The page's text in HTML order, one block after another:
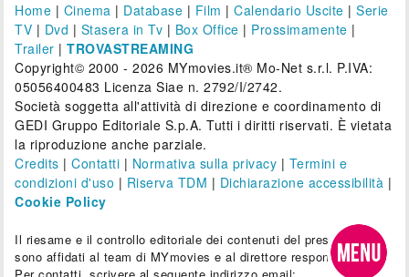
Home | Cinema | Database | Film |Calendario Uscite |Serie
TV | Dvd | Stasera in Tv | Box Office | Prossimamente |
Trailer |TROVASTREAMING
Copyright© 2000 - 2026 MYmovies.it® Mo-Net s.r.l. P.IVA:
05056400483 Licenza Siae n. 2792/I/2742.
Società soggetta all'attività di direzione e coordinamento di
GEDI Gruppo Editoriale S.p.A. Tutti i diritti riservati. È vietata
la riproduzione anche parziale.
Credits |Contatti | Normativa sulla privacy | Termini e
condizioni d'uso | Riserva TDM | Dichiarazione accessibilità |
Cookie Policy
Il riesame e il controllo editoriale dei contenuti del presente sito
sono affidati al team di MYmovies e al direttore responsabile.